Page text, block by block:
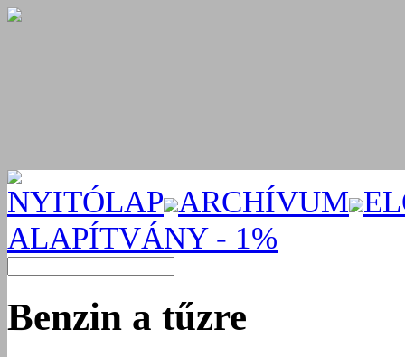
NYITÓLAP ARCHÍVUM
ALAPÍTVÁNY - 1%
Benzin a tűzre